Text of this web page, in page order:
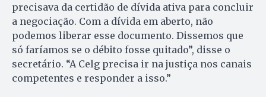
precisava da certidão de dívida ativa para concluir
a negociação. Com a dívida em aberto, não
podemos liberar esse documento. Dissemos que
só faríamos se o débito fosse quitado”, disse o
secretário. “A Celg precisa ir na justiça nos canais
competentes e responder a isso.”